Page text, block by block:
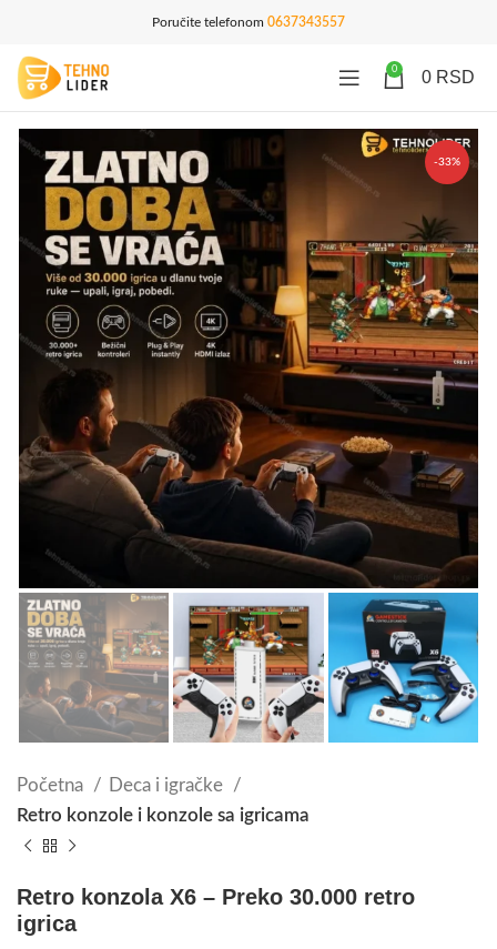
Poručite telefonom 0637343557
0 0 RSD
-33%
Početna
Deca i igračke
Retro konzole i konzole sa igricama
Retro konzola X6 – Preko 30.000 retro
igrica